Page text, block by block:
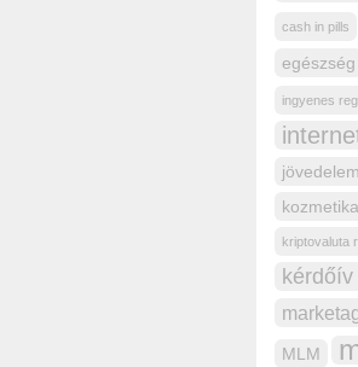
cash in pills
egészség
ingyenes
kriptovaluta
MLM